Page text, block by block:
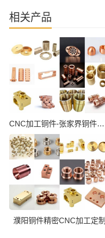
相关产品
CNC加工铜件-张家界铜件CNC批量加工
濮阳铜件精密CNC加工定制